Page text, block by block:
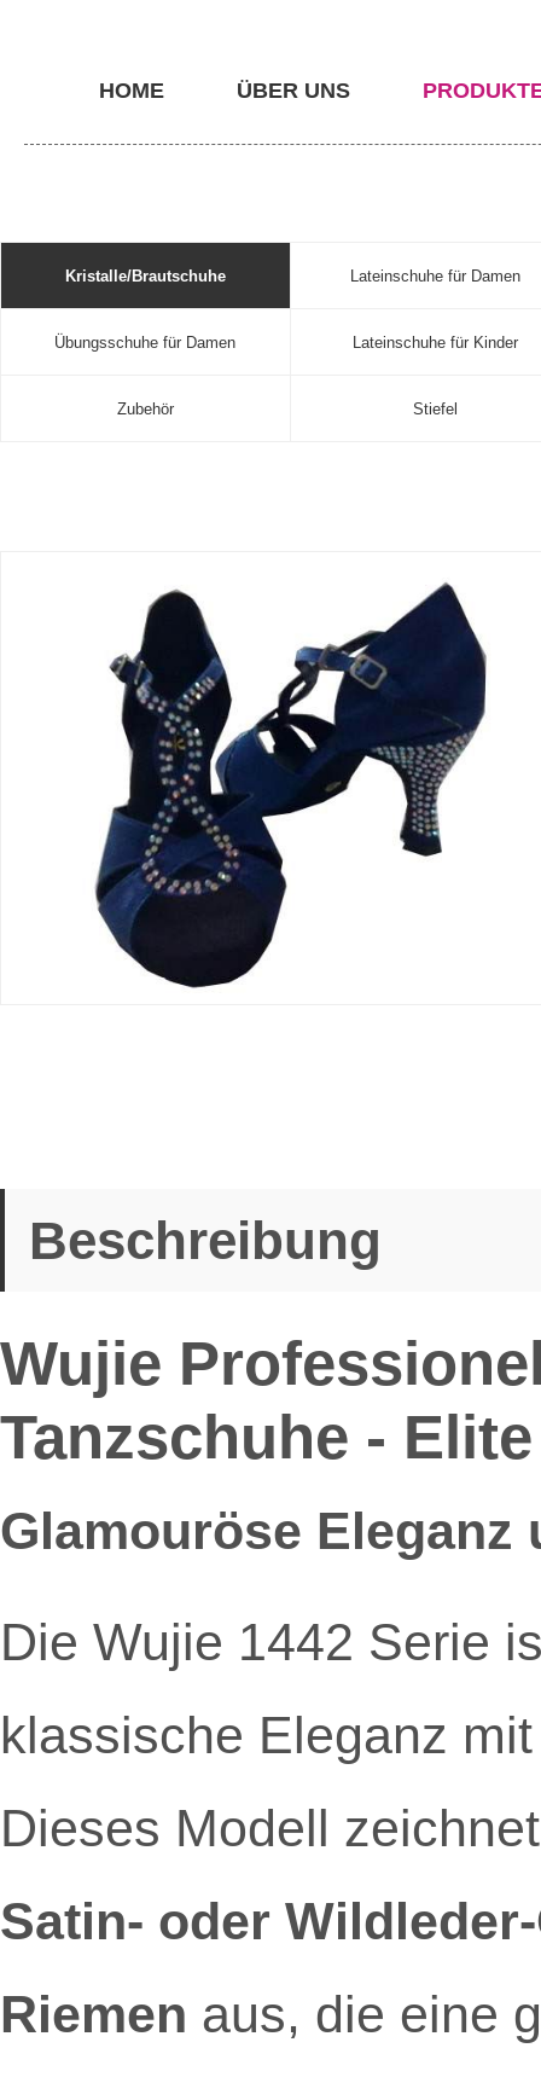
HOME ÜBER UNS
Kristalle/Brautschuhe Lateinschuhe für Damen
Übungsschuhe für Damen Lateinschuhe für Kinder
Zubehör Stiefel
Beschreibung
Wujie
Tanzschuhe -
Glamouröse Eleganz
Die Wujie 1442 Serie
klassische Eleganz
Dieses Modell
Satin- oder
Riemen aus, die eine